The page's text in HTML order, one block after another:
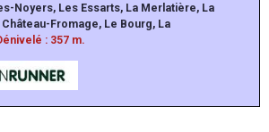
Noyers, Les Essarts, La Merlatière, La
Fromage, Le Bourg, La
: 357 m.